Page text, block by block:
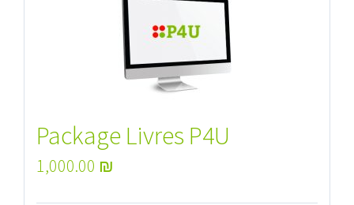
Package Livres P4U
1,000.00 ₪